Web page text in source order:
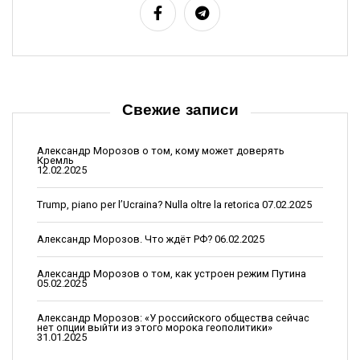
Свежие записи
Александр Морозов о том, кому может доверять
Кремль
12.02.2025
Trump, piano per l’Ucraina? Nulla oltre la retorica 07.02.2025
Александр Морозов. Что ждёт РФ? 06.02.2025
Александр Морозов о том, как устроен режим Путина
05.02.2025
Александр Морозов: «У российского общества сейчас
нет опции выйти из этого морока геополитики»
31.01.2025